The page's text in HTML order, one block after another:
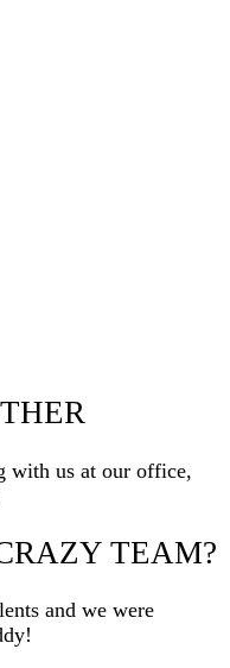
with us at our office,
TEAM?
and we were